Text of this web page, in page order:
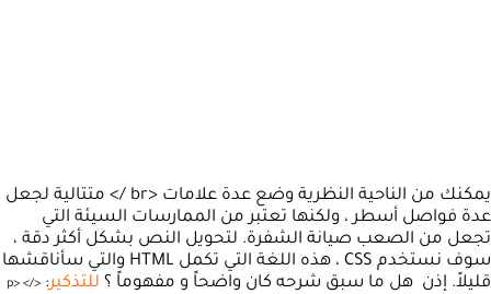
يمكنك من الناحية النظرية وضع عدة علامات <br /> متتالية لجعل
عدة فواصل أسطر ، ولكنها تعتبر من الممارسات السيئة التي
تجعل من الصعب صيانة الشفرة. لتحويل النص بشكل أكثر دقة ،
سوف نستخدم CSS ، هذه اللغة التي تكمل HTML والتي سأناقشها
قليلاً. إذن هل ما سبق شرحه كان واضحاً و مفهوماً ؟ للتذكير:
<
p> </